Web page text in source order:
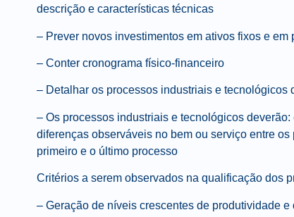
descrição e características técnicas
– Prever novos investimentos em ativos fixos e
– Conter cronograma físico-financeiro
– Detalhar os processos industriais e tecnológicos
– Os processos industriais e tecnológicos
diferenças observáveis no bem ou serviço entre
primeiro e o último processo
Critérios a serem observados na qualificação dos
– Geração de níveis crescentes de produtividade